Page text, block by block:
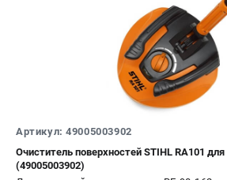
Артикул: 49005003902
Очиститель поверхностей STIHL RA101 для
(49005003902)